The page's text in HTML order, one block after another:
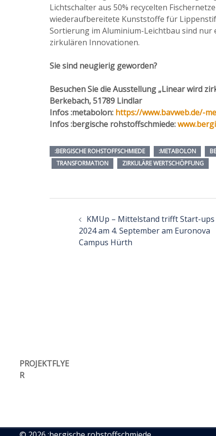
Lichtschalter aus 50% recycelten
wiederaufbereitete Kunststoffe für
Sortierung im Aluminium-Leichtbau sind
zirkulären Innovationen.
Sie sind neugierig geworden?
Besuchen Sie die Ausstellung „Linear wird
Berkebach, 51789 Lindlar
Infos :metabolon: https://www.bavweb.de/-
Infos :bergische rohstoffschmiede:
:BERGISCHE ROHSTOFFSCHMIEDE :METABOLON
TRANSFORMATION
ZIRKULÄRE WERTSCHÖPFUNG
KMUp – Mittelstand trifft Start-ups
2024 am 4. September am Euronova
Campus Hürth
PROJEKTFLYE
R